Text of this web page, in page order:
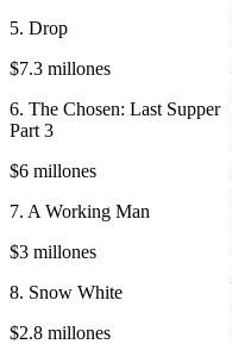
5. Drop
$7.3 millones
6. The Chosen: Last Supper
Part 3
$6 millones
7. A Working Man
$3 millones
8. Snow White
$2.8 millones